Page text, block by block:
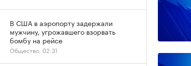
В США в аэропорту задержали
мужчину, угрожавшего взорвать
бомбу на рейсе
Общество, 02:31